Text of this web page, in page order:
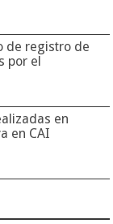
de registro de
por el
en
en CAI